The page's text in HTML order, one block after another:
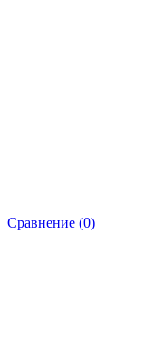
Сравнение (0)